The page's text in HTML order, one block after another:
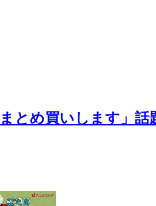
とめ買いします」話